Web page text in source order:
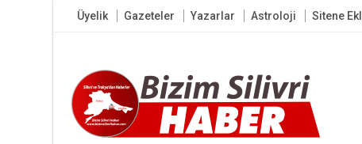
Üyelik Gazeteler Yazarlar Astroloji Sitene